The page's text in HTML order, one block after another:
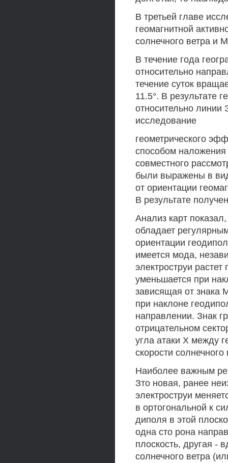
В третьей главе
геомагнитной
солнечного ветра и
В течение года
относительно
течение суток
11.5°. В результате
относительно
исследование
геометрического
способом
совместного
были выражены в
от ориентации
В результате
Анализ карт
обладает
ориентации
имеется мода,
электроструи
уменьшается при
зависящая от знака
при наклоне
направлении. Знак
отрицательном
угла атаки X между
скорости солнечного
Наиболее важным
Зто новая, ранее
электроструи
в ортогональной к
диполя в этой
одна сто рона
плоскость, другая -
солнечного ветра